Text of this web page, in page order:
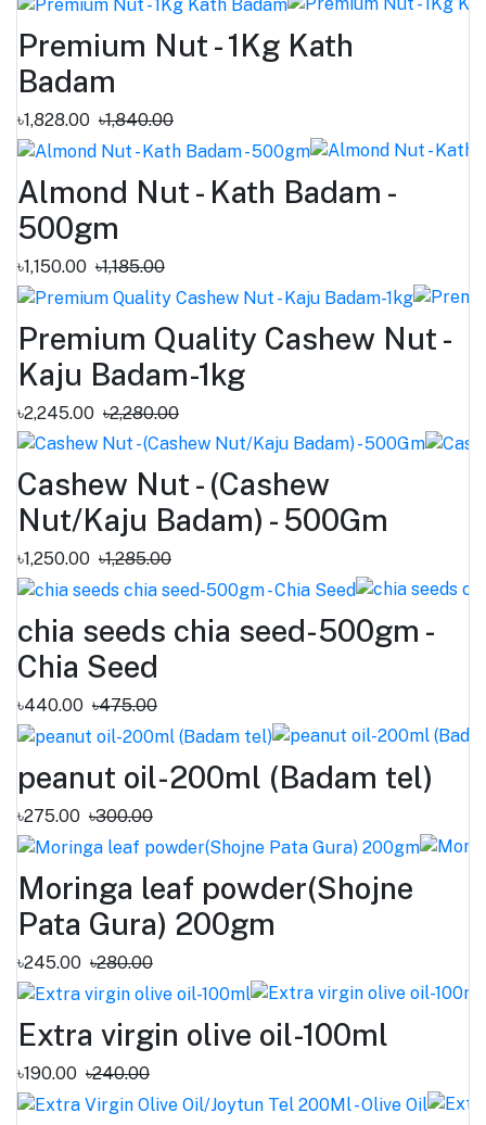
Premium Nut - 1Kg Kath
Badam
৳1,828.00 ৳1,840.00
Almond Nut - Kath Badam -
500gm
৳1,150.00 ৳1,185.00
Premium Quality Cashew Nut -
Kaju Badam-1kg
৳2,245.00 ৳2,280.00
Cashew Nut - (Cashew
Nut/Kaju Badam) - 500Gm
৳1,250.00 ৳1,285.00
chia seeds chia seed-500gm -
Chia Seed
৳440.00 ৳475.00
peanut oil-200ml (Badam tel)
৳275.00 ৳300.00
Moringa leaf powder(Shojne
Pata Gura) 200gm
৳245.00 ৳280.00
Extra virgin olive oil-100ml
৳190.00 ৳240.00